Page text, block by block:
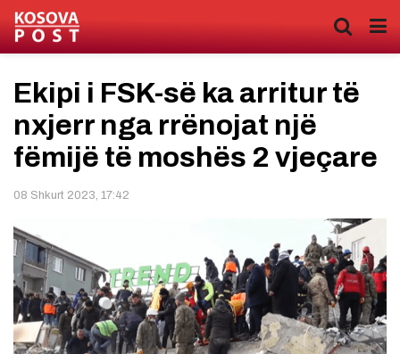
Ekipi i FSK-së ka arritur të
nxjerr nga rrënojat një
fëmijë të moshës 2 vjeçare
08 Shkurt 2023, 17:42